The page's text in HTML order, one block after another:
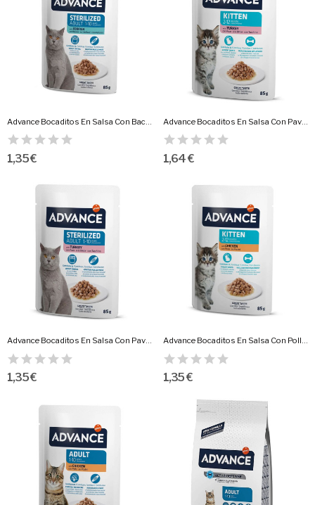
Advance Bocaditos En Salsa Con Bacalao 85 Gr.
1,35 €
Advance Bocaditos En Salsa Con Pavo 85 Gr.Gatitos
1,64 €
Advance Bocaditos En Salsa Con Pavo 85 Gr.Gatos...
1,35 €
Advance Bocaditos En Salsa Con Pollo 85 Gr.Gatitos
1,35 €